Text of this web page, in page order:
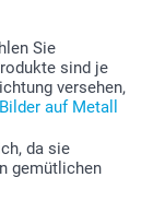
Sie
sind je
versehen,
Bilder auf Metall
da sie
gemütlichen